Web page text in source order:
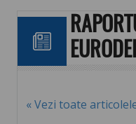
« Vezi toate